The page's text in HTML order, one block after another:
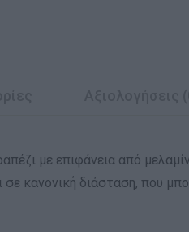
με επιφάνεια από
σε κανονική διάσταση, που